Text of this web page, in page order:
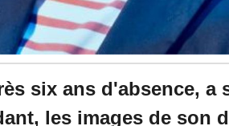
six ans d'absence, a
les images de son